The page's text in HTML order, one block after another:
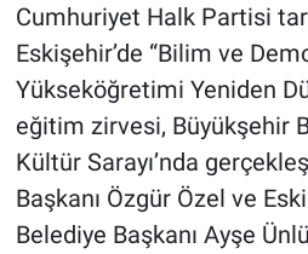
Cumhuriyet Halk Partisi
Eskişehir’de “Bilim ve
Yükseköğretimi Yeniden
eğitim zirvesi, Büyükşehir
Kültür Sarayı’nda
Başkanı Özgür Özel ve
Belediye Başkanı Ayşe